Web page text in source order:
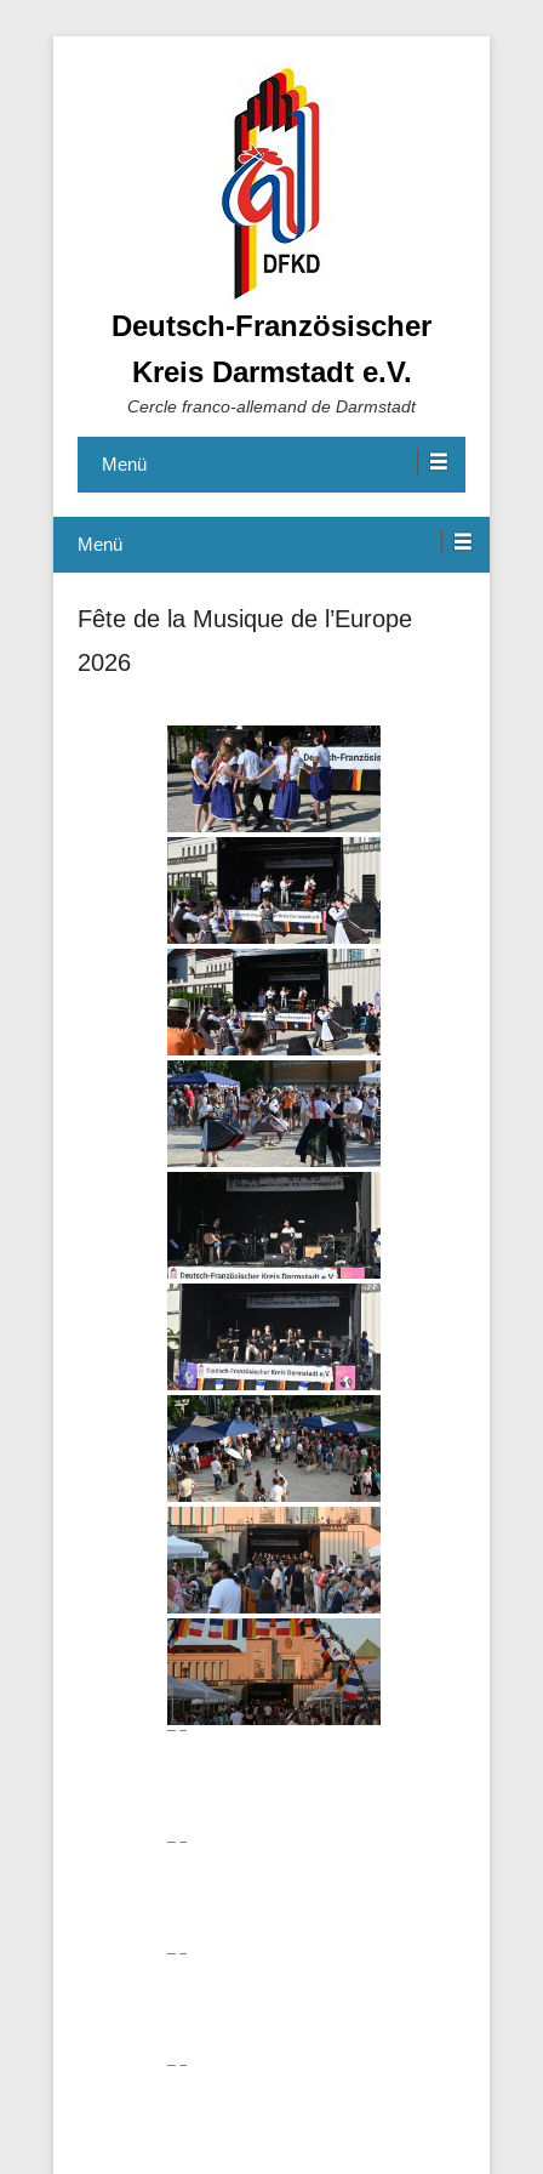
Deutsch-Französischer
Kreis Darmstadt e.V.
Cercle franco-allemand de Darmstadt
Menü
Menü
Fête de la Musique de l’Europe
2026